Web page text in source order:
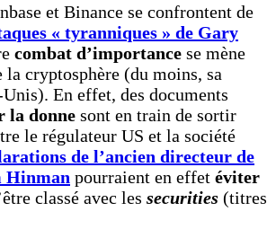
et Binance se confrontent de
« tyranniques » de Gary
combat d’importance se mène
cryptosphère (du moins, sa
En effet, des documents
la donne sont en train de sortir
le régulateur US et la société
de l’ancien directeur de
Hinman pourraient en effet éviter
classé avec les securities (titres